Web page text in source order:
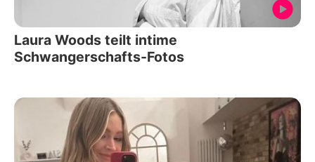
Laura Woods teilt intime
Schwangerschafts-Fotos